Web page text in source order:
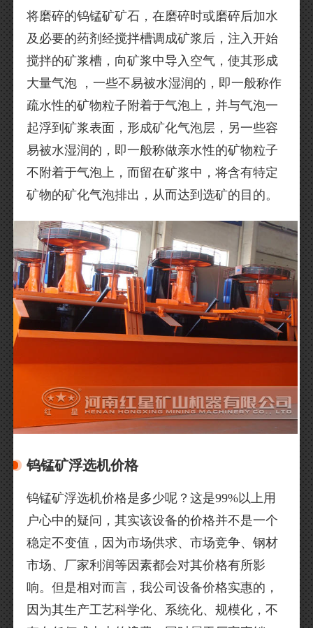
将磨碎的钨锰矿矿石，在磨碎时或磨碎后加水
及必要的药剂经搅拌槽调成矿浆后，注入开始
搅拌的矿浆槽，向矿浆中导入空气，使其形成
大量气泡 ，一些不易被水湿润的，即一般称作
疏水性的矿物粒子附着于气泡上，并与气泡一
起浮到矿浆表面，形成矿化气泡层，另一些容
易被水湿润的，即一般称做亲水性的矿物粒子
不附着于气泡上，而留在矿浆中，将含有特定
矿物的矿化气泡排出，从而达到选矿的目的。
钨锰矿浮选机价格
钨锰矿浮选机价格是多少呢？这是99%以上用
户心中的疑问，其实该设备的价格并不是一个
稳定不变值，因为市场供求、市场竞争、钢材
市场、厂家利润等因素都会对其价格有所影
响。但是相对而言，我公司设备价格实惠的，
因为其生产工艺科学化、系统化、规模化，不